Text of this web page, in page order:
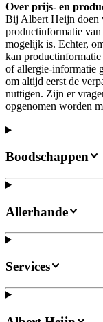
Over prijs- en
Bij Albert Heijn doen
productinformatie
mogelijk is. Echter,
kan
of allergie-informatie
om altijd eerst de
nuttigen. Zijn er
opgenomen worden
Boodschappen
Allerhande
Services